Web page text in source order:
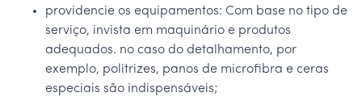
providencie os equipamentos: Com base no tipo de
serviço, invista em maquinário e produtos
adequados. no caso do detalhamento, por
exemplo, politrizes, panos de microfibra e ceras
especiais são indispensáveis;